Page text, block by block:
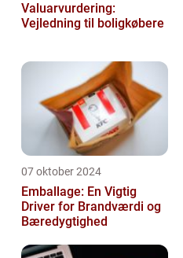
Valuarvurdering:
Vejledning til boligkøbere
07 oktober 2024
Emballage: En Vigtig
Driver for Brandværdi og
Bæredygtighed